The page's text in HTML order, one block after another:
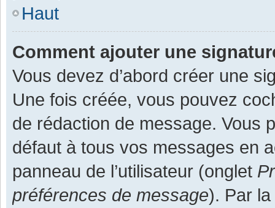
Haut
Comment ajouter une
Vous devez d’abord créer une
Une fois créée, vous pouvez
de rédaction de message. Vous
défaut à tous vos messages en
panneau de l’utilisateur (onglet
préférences de message). Par